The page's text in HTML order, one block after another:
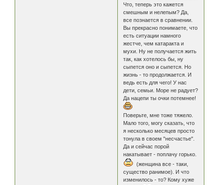
Что, теперь это кажется
смешным и нелепым? Да,
все познается в сравнении.
Вы прекрасно понимаете, что
есть ситуации намного
жестче, чем катаракта и
мухи. Ну не получается жить
так, как хотелось бы, ну
сыпется оно и сыпется. Но
жизнь - то продолжается. И
ведь есть для чего! У нас
дети, семьи. Море не радует?
Да нацепи ты очки потемнее!
Поверьте, мне тоже тяжело.
Мало того, могу сказать, что
я несколько месяцев просто
тонула в своем "несчастье".
Да и сейчас порой
накатывает - поплачу горько.
(женщина все - таки,
существо ранимое). И что
изменилось - то? Кому хуже